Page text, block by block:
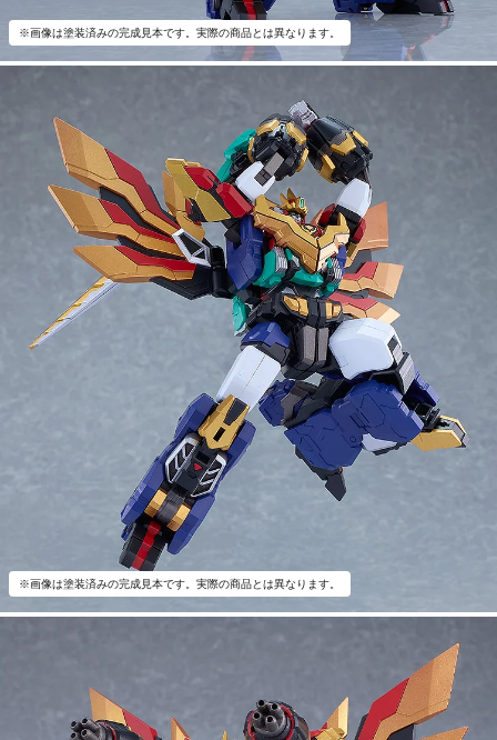
※画像は塗装済みの完成見本です。実際の商品とは異なります。
※画像は塗装済みの完成見本です。実際の商品とは異なります。